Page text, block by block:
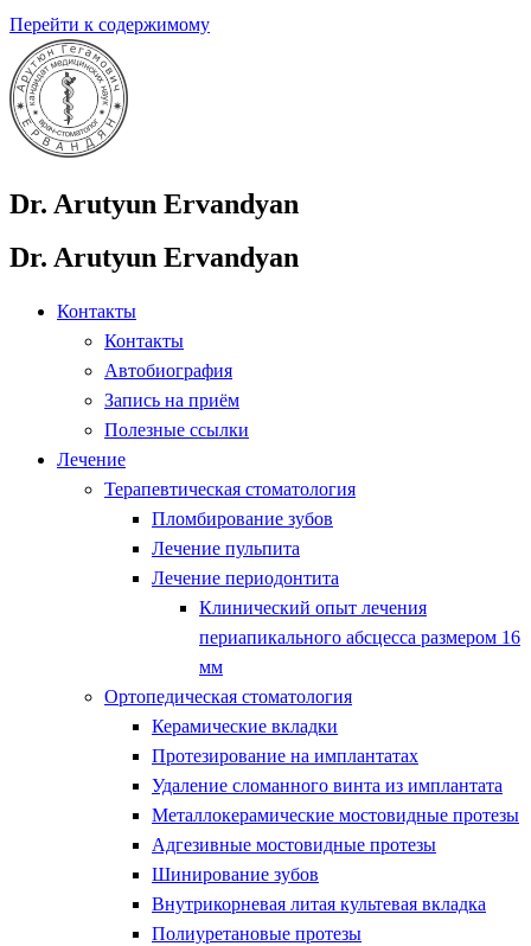
Перейти к содержимому
Dr. Arutyun Ervandyan
Dr. Arutyun Ervandyan
Контакты
Контакты
Автобиография
Запись на приём
Полезные ссылки
Лечение
Терапевтическая стоматология
Пломбирование зубов
Лечение пульпита
Лечение периодонтита
Клинический опыт лечения
периапикального абсцесса размером 16
мм
Ортопедическая стоматология
Керамические вкладки
Протезирование на имплантатах
Удаление сломанного винта из имплантата
Металлокерамические мостовидные протезы
Адгезивные мостовидные протезы
Шинирование зубов
Внутрикорневая литая культевая вкладка
Полиуретановые протезы